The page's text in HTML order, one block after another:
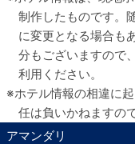
制作したものです。
に変更となる場合も
分もございますので
利用ください。
ホテル情報の相違に
任は負いかねますの
アマンダリ